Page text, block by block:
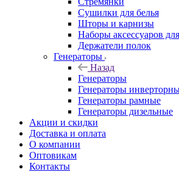
Сушилки для белья
Шторы и карнизы
Наборы аксессуаров
Держатели полок
Генераторы
Назад
Генераторы
Генераторы
Генераторы рамные
Генераторы дизельные
Акции и скидки
Доставка и оплата
О компании
Оптовикам
Контакты